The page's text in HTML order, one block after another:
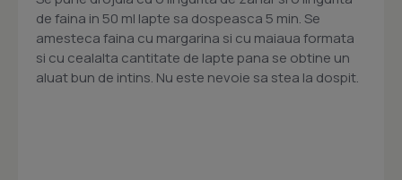
de faina in 50 ml lapte sa dospeasca 5 min. Se
amesteca faina cu margarina si cu maiaua formata
si cu cealalta cantitate de lapte pana se obtine un
aluat bun de intins. Nu este nevoie sa stea la dospit.